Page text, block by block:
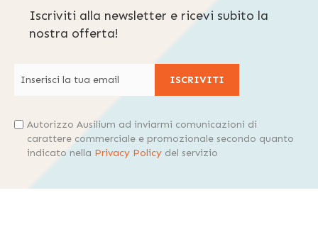
Iscriviti alla newsletter e ricevi subito la
nostra offerta!
ISCRIVITI
Autorizzo Ausilium ad inviarmi comunicazioni di
carattere commerciale e promozionale secondo quanto
indicato nella Privacy Policy del servizio